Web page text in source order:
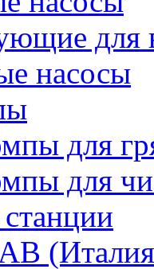
для
насосы
для
для